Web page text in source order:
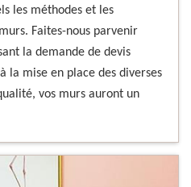
les méthodes et les
Faites-nous parvenir
la demande de devis
la mise en place des diverses
vos murs auront un